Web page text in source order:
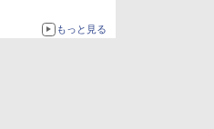
もっと見る